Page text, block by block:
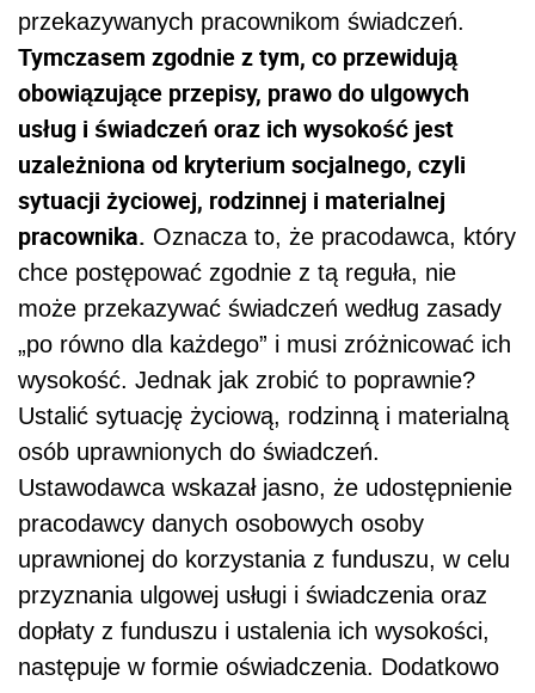
przekazywanych pracownikom świadczeń.
Tymczasem zgodnie z tym, co przewidują
obowiązujące przepisy, prawo do ulgowych
usług i świadczeń oraz ich wysokość jest
uzależniona od kryterium socjalnego, czyli
sytuacji życiowej, rodzinnej i materialnej
pracownika. Oznacza to, że pracodawca, który
chce postępować zgodnie z tą reguła, nie
może przekazywać świadczeń według zasady
„po równo dla każdego” i musi zróżnicować ich
wysokość. Jednak jak zrobić to poprawnie?
Ustalić sytuację życiową, rodzinną i materialną
osób uprawnionych do świadczeń.
Ustawodawca wskazał jasno, że udostępnienie
pracodawcy danych osobowych osoby
uprawnionej do korzystania z funduszu, w celu
przyznania ulgowej usługi i świadczenia oraz
dopłaty z funduszu i ustalenia ich wysokości,
następuje w formie oświadczenia. Dodatkowo